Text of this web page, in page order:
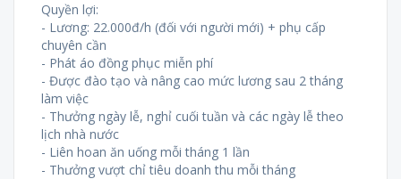
Quyền lợi:
- Lương: 22.000đ/h (đối với người mới) + phụ cấp
chuyên cần
- Phát áo đồng phục miễn phí
- Được đào tạo và nâng cao mức lương sau 2 tháng
làm việc
- Thưởng ngày lễ, nghỉ cuối tuần và các ngày lễ theo
lịch nhà nước
- Liên hoan ăn uống mỗi tháng 1 lần
- Thưởng vượt chỉ tiêu doanh thu mỗi tháng